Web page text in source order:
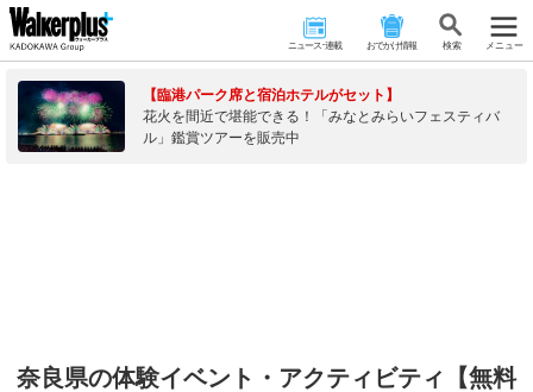
ニュース･連載 おでかけ情報 検 索 メニュー
【臨港パーク席と宿泊ホテルがセット】
花火を間近で堪能できる！「みなとみらいフェスティバ
ル」鑑賞ツアーを販売中
奈良県の体験イベント・アクティビティ【無料